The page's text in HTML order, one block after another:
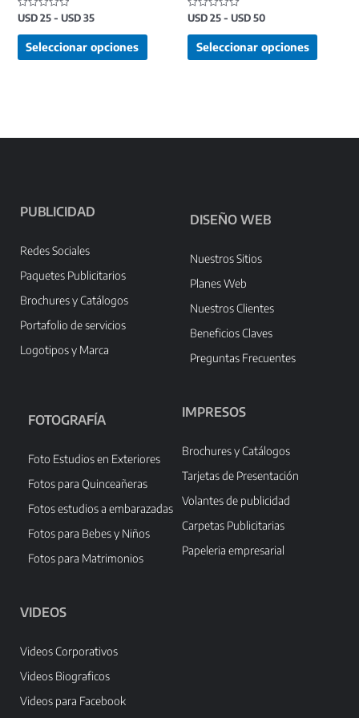
Valorado
0
de
USD25 - USD35
Seleccionar opciones
de
Valorado
0
USD25- USD50
Seleccionar opciones
de
PUBLICIDAD
Redes Sociales
Paquetes Publicitarios
Brochures y Catálogos
Portafolio de servicios
Logotipos y Marca
DISEÑO WEB
Nuestros Sitios
Planes Web
Nuestros Clientes
Beneficios Claves
Preguntas Frecuentes
FOTOGRAFÍA
Foto Estudios en Exteriores
Fotos para Quinceañeras
Fotos estudios a embarazadas
Fotos para Bebes y Niños
Fotos para Matrimonios
IMPRESOS
Brochures y Catálogos
Tarjetas de Presentación
Volantes de publicidad
Carpetas Publicitarias
Papeleria empresarial
VIDEOS
Videos Corporativos
Videos Biograficos
Videos para Facebook